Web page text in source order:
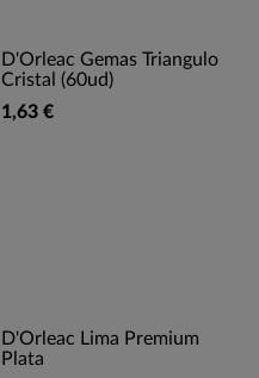
D'Orleac Gemas Triangulo
Cristal (60ud)
1,63 €
D'Orleac Lima Premium
Plata